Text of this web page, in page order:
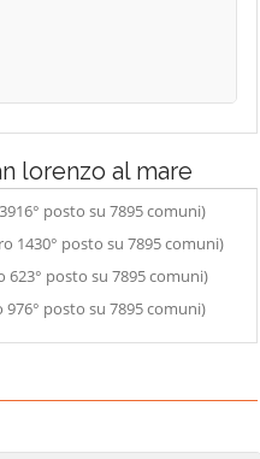
lorenzo al mare
posto su 7895 comuni)
1430° posto su 7895 comuni)
posto su 7895 comuni)
posto su 7895 comuni)